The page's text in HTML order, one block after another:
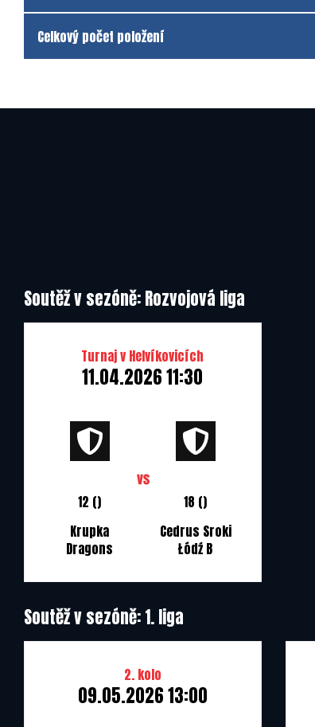
Celkový počet položení
Soutěž v sezóně: Rozvojová liga
Turnaj v Helvíkovicích
11.04.2026 11:30
12 ()
Krupka
Dragons
18 ()
Cedrus Sroki
Łódź B
Soutěž v sezóně: 1. liga
2. kolo
09.05.2026 13:00